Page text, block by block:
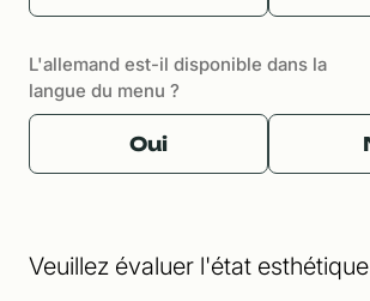
L'allemand est-il disponible dans la
langue du menu ?
Oui
Veuillez évaluer l'état esthétique